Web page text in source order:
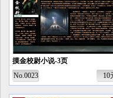
摸金校尉小说-3页
No.0023
10